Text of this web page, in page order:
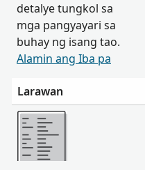
detalye tungkol sa
mga pangyayari sa
buhay ng isang tao.
Alamin ang Iba pa
Larawan
Magpakita ng mas marami